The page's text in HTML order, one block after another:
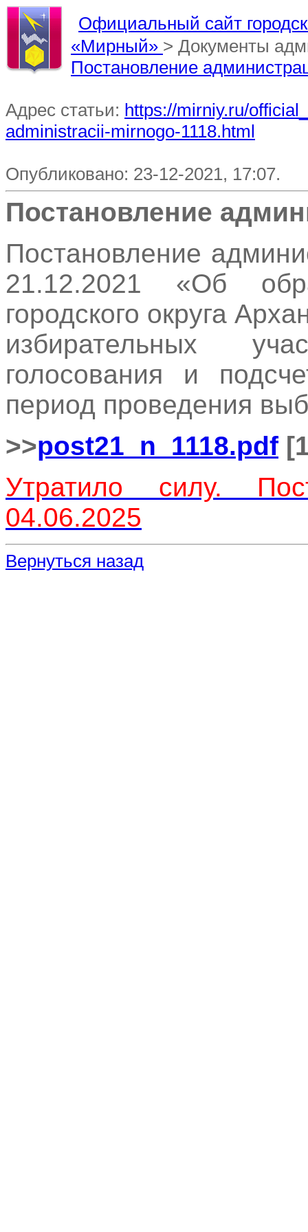
Официальный сайт
«Мирный» > Документы
Постановление
Адрес статьи: https://mirniy.ru/
administracii-mirnogo-1118.html
Опубликовано: 23-12-2021, 17:07.
Постановление
Постановление
21.12.2021 «Об
городского округа
избирательных
голосования и
период проведения
>>post21_n_1118.pdf
Утратило силу.
04.06.2025
Вернуться назад